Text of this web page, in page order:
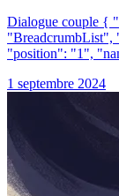
Dialogue couple {
"position": "1",
1 septembre 2024